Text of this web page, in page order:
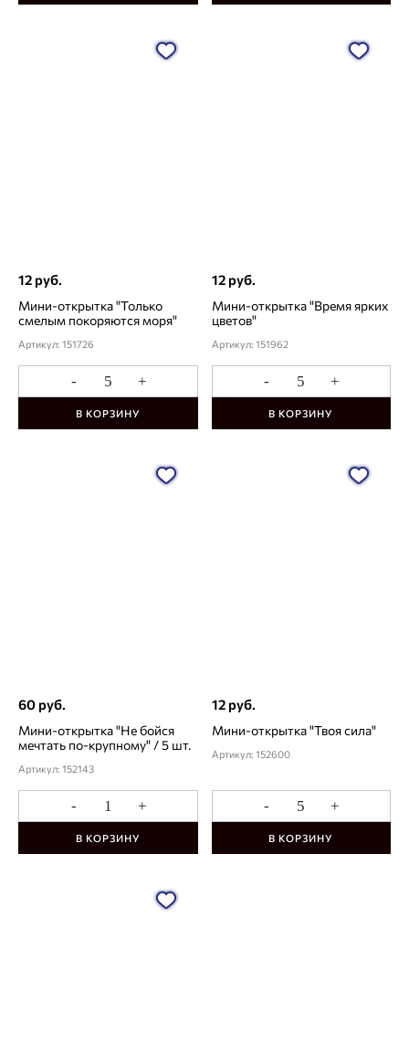
12 руб.
Мини-открытка "Только
смелым покоряются моря"
Артикул: 151726
- +
В КОРЗИНУ
12 руб.
Мини-открытка "Время ярких
цветов"
Артикул: 151962
- +
В КОРЗИНУ
60 руб.
Мини-открытка "Не бойся
мечтать по-крупному" / 5 шт.
Артикул: 152143
- +
В КОРЗИНУ
12 руб.
Мини-открытка "Твоя сила"
Артикул: 152600
- +
В КОРЗИНУ